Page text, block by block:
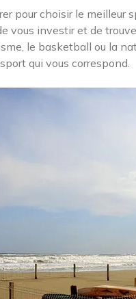
pour choisir le
vous investir et de
le basketball ou la
qui vous correspond.